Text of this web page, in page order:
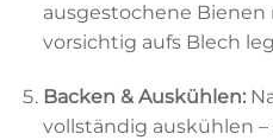
ausgestochene Bienen
vorsichtig aufs Blech
Backen & Auskühlen:
vollständig auskühlen